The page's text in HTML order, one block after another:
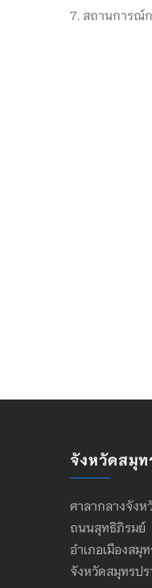
7. สถานการณ์
จังหวัดสมุ
ศาลากลางจัง
ถนนสุทธิภิรมย์
อำเภอเมืองสมุ
จังหวัดสมุทรปร